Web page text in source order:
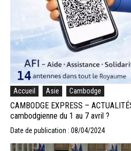
Accueil Asie Cambodge
CAMBODGE EXPRESS –
cambodgienne du 1 au 7 avril ?
Date de publication : 08/04/2024